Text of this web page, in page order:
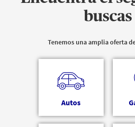
buscas
Tenemos una amplia oferta
Autos